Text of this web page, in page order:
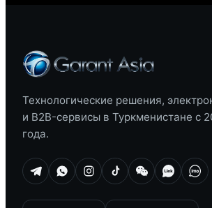
Технологические решения,
и B2B-сервисы в Туркменистане с
года.